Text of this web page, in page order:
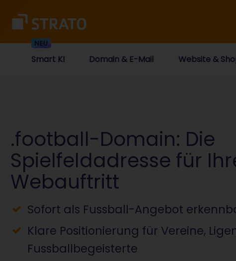
Smart KI Domain & E-Mail Website &
.football-Domain: Die
Spielfeldadresse für
Webauftritt
Sofort als Fussball-Angebot
Klare Positionierung für Vereine,
Fussballbegeisterte